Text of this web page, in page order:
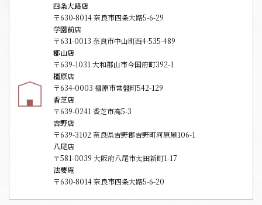
四条大路店
〒630-8014 奈良市四条大路5-6-29
学園前店
〒631-0013 奈良市中山町西4-535-489
郡山店
〒639-1031 大和郡山市今国府町392-1
橿原店
〒634-0003 橿原市常盤町542-129
香芝店
〒639-0241 香芝市高5-3
吉野店
〒639-3102 奈良県吉野郡吉野町河原屋106-1
八尾店
〒581-0039 大阪府八尾市太田新町1-17
法要庵
〒630-8014 奈良市四条大路5-6-20